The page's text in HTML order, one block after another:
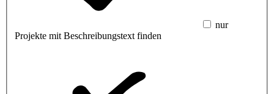
nur
Projekte mit Beschreibungstext finden